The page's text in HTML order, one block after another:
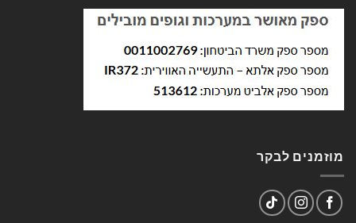
מוזמנים לבקר